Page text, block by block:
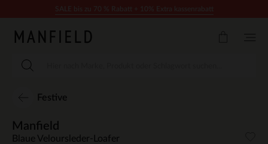
Festive
Manfield
Blaue Veloursleder-Loafer